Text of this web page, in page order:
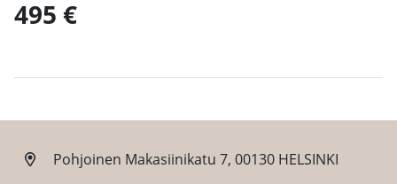
495 €
Pohjoinen Makasiinikatu 7, 00130 HELSINKI